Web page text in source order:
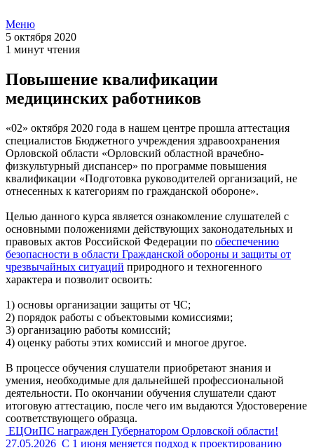
Меню
5 октября 2020
1 минут чтения
Повышение квалификации
медицинских работников
«02» октября 2020 года в нашем центре прошла аттестация
специалистов Бюджетного учреждения здравоохранения
Орловской области «Орловский областной врачебно-
физкультурный диспансер» по программе повышения
квалификации «Подготовка руководителей организаций, не
отнесенных к категориям по гражданской обороне».
Целью данного курса является ознакомление слушателей с
основными положениями действующих законодательных и
правовых актов Российской Федерации по обеспечению
безопасности в области Гражданской обороны и защиты от
чрезвычайных ситуаций природного и техногенного
характера и позволит освоить:
1) основы организации защиты от ЧС;
2) порядок работы с объектовыми комиссиями;
3) организацию работы комиссий;
4) оценку работы этих комиссий и многое другое.
В процессе обучения слушатели приобретают знания и
умения, необходимые для дальнейшей профессиональной
деятельности. По окончании обучения слушатели сдают
итоговую аттестацию, после чего им выдаются Удостоверение
соответствующего образца.
ЕЦОиПС награжден Губернатором Орловской области!
27.05.2026 С 1 июня меняется подход к проектированию